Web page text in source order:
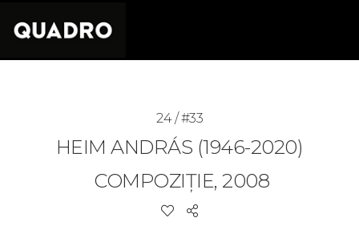
24 / #33
HEIM ANDRÁS (1946-2020)
COMPOZIȚIE, 2008